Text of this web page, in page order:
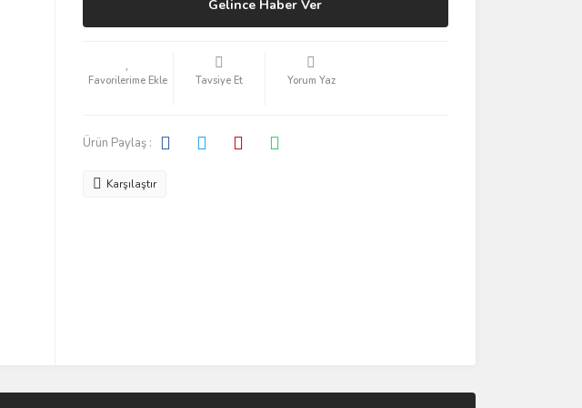
Gelince Haber Ver
Tavsiye Et Yorum Yaz
Ürün Paylaş :
Karşılaştır